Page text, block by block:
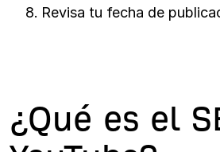
Revisa tu fecha de
¿Qué es el